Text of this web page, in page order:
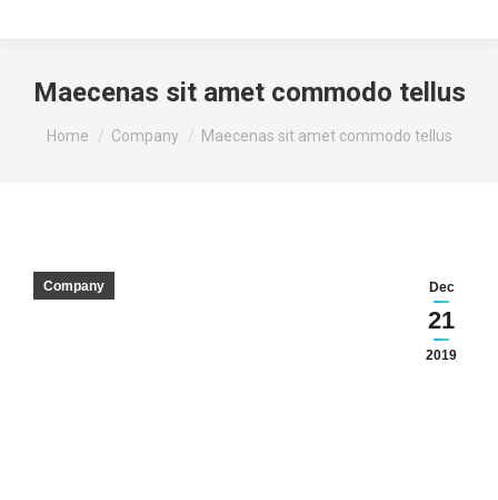
Maecenas sit amet commodo tellus
You are here:
Home Company Maecenas sit amet commodo tellus
Dec
21
2019
Company